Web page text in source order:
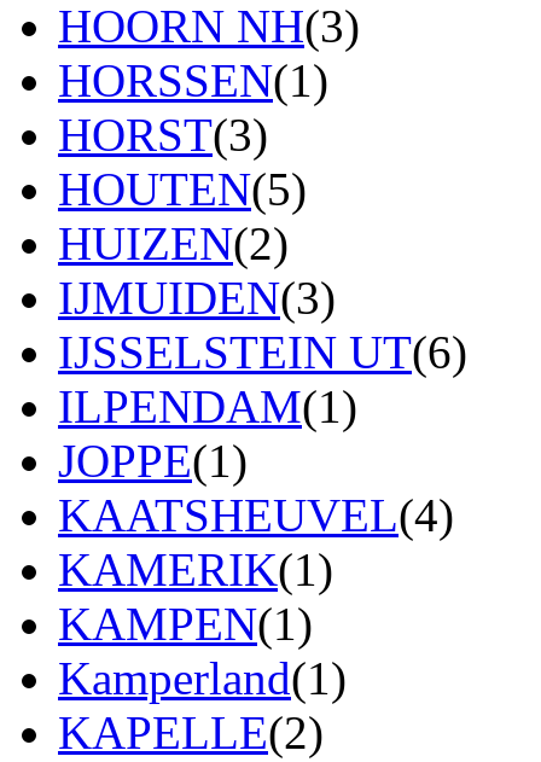
HOORN NH(3)
HORSSEN(1)
HORST(3)
HOUTEN(5)
HUIZEN(2)
IJMUIDEN(3)
IJSSELSTEIN UT(6)
ILPENDAM(1)
JOPPE(1)
KAATSHEUVEL(4)
KAMERIK(1)
KAMPEN(1)
Kamperland(1)
KAPELLE(2)